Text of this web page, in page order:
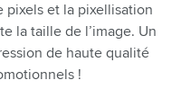
pixels et la pixellisation
la taille de l’image. Un
de haute qualité
!